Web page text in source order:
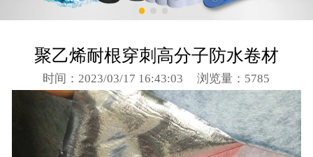
聚乙烯耐根穿刺高分子防水卷材
时间：2023/03/17 16:43:03 浏览量：5785